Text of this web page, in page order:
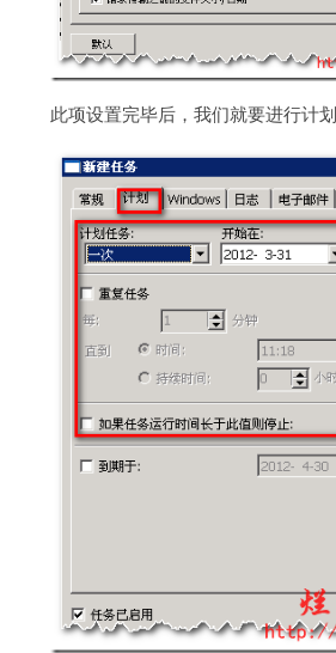
此项设置完毕后，我们就要进行计